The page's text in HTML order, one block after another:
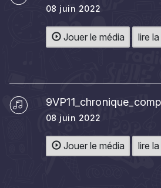
08 juin 2022
Jouer le média lire
08 juin 2022
Jouer le média lire